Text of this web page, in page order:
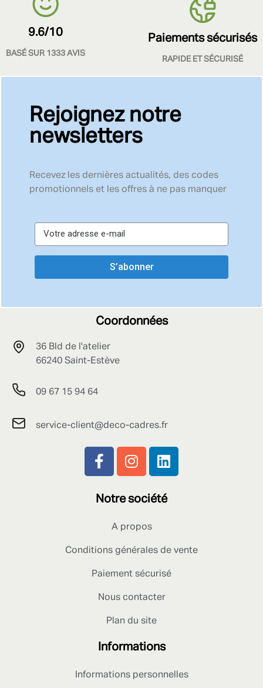
9.6/10
BASÉ SUR 1333 AVIS
Paiements sécurisés
RAPIDE ET SÉCURISÉ
Rejoignez notre
newsletters
Recevez les dernières actualités, des codes
promotionnels et les offres à ne pas manquer
S’abonner
Coordonnées
36 Bld de l'atelier
66240 Saint-Estève
09 67 15 94 64
service-client@deco-cadres.fr
Notre société
A propos
Conditions générales de vente
Paiement sécurisé
Nous contacter
Plan du site
Informations
Informations personnelles